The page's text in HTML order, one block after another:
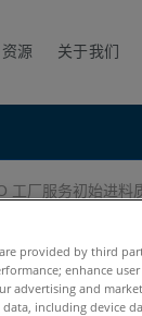
源 关于我们
工厂服务初始进料
provided by third
enhance user
advertising and
including device